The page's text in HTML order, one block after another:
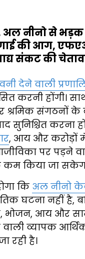
अल नीनो से भड़क
की आग,
संकट की
देने वाली
करनी होंगी।
श्रमिक संगठनों के
सुनिश्चित करना
, आय और करोड़ों
पर पड़ने
किया जा
कि अल नीनो
घटना नहीं है,
भोजन, आय और
वाली व्यापक
रही है।